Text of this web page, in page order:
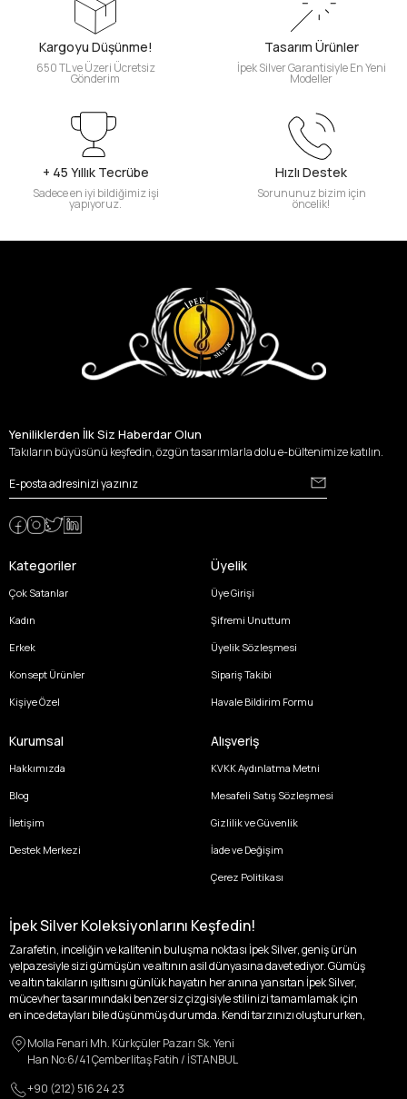
Kargoyu Düşünme!
650 TL ve Üzeri Ücretsiz
Gönderim
Tasarım Ürünler
İpek Silver Garantisiyle En Yeni
Modeller
+ 45 Yıllık Tecrübe
Sadece en iyi bildiğimiz işi
yapıyoruz.
Hızlı Destek
Sorununuz bizim için
öncelik!
Yeniliklerden İlk Siz Haberdar Olun
Takıların büyüsünü keşfedin, özgün tasarımlarla dolu e-bültenimize katılın.
Kategoriler
Çok Satanlar
Kadın
Erkek
Konsept Ürünler
Kişiye Özel
Üyelik
Üye Girişi
Şifremi Unuttum
Üyelik Sözleşmesi
Sipariş Takibi
Havale Bildirim Formu
Kurumsal
Hakkımızda
Blog
İletişim
Destek Merkezi
Alışveriş
KVKK Aydınlatma Metni
Mesafeli Satış Sözleşmesi
Gizlilik ve Güvenlik
İade ve Değişim
Çerez Politikası
İpek Silver Koleksiyonlarını Keşfedin!
Zarafetin, inceliğin ve kalitenin buluşma noktası İpek Silver, geniş ürün
yelpazesiyle sizi gümüşün ve altının asil dünyasına davet ediyor. Gümüş
ve altın takıların ışıltısını günlük hayatın her anına yansıtan İpek Silver,
mücevher tasarımındaki benzersiz çizgisiyle stilinizi tamamlamak için
en ince detayları bile düşünmüş durumda. Kendi tarzınızı oluştururken,
özgünlüğünüzü ön plana çıkaracak tasarımlarımızla tanışın.
İpek Silver’da her bir parça, sizin benzersiz hikayenizi anlatıyor. İster
kendinizi ifade etmek için özel bir parça arayışında olun, ister
Molla Fenari Mh. Kürkçüler Pazarı Sk. Yeni
Han No:6/41 Çemberlitaş Fatih / İSTANBUL
+90 (212) 516 24 23